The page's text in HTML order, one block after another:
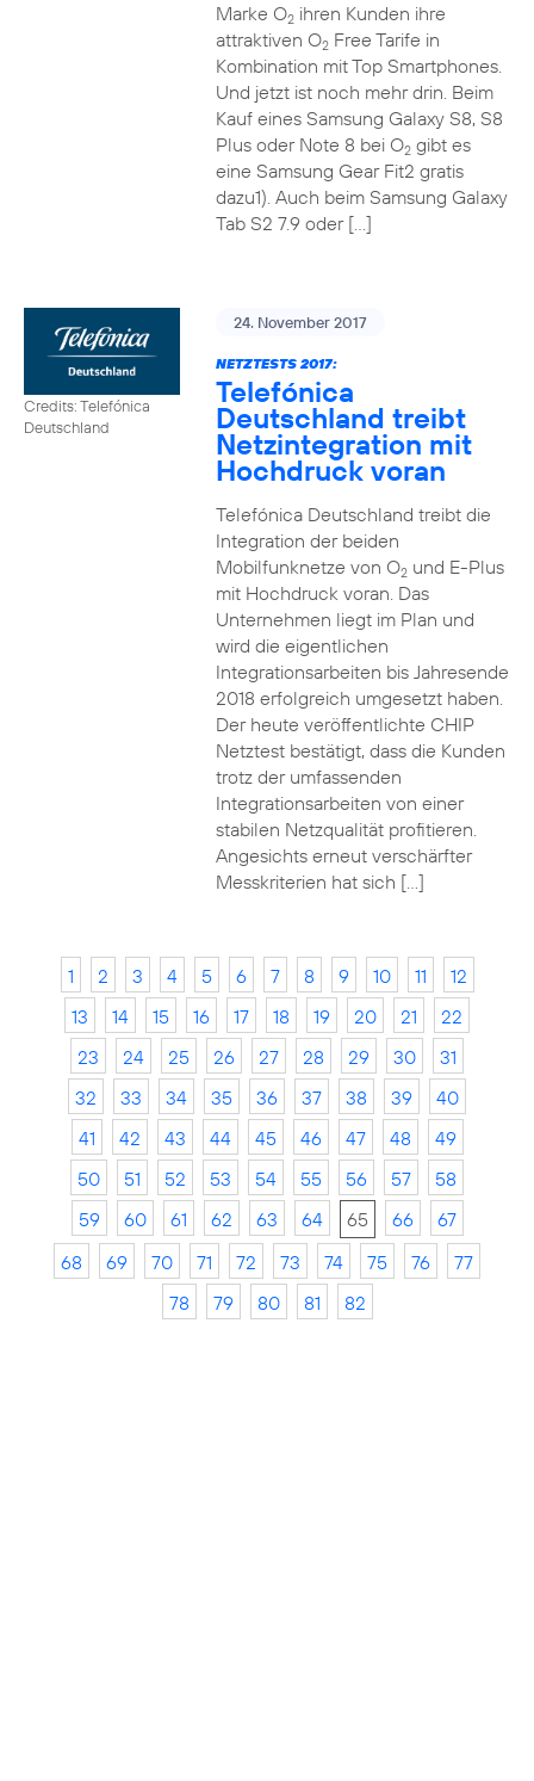
Marke O2ihren Kunden ihre
attraktiven O2Free Tarife in
Kombination mit Top Smartphones.
Und jetzt ist noch mehr drin. Beim
Kauf eines Samsung Galaxy S8, S8
Plus oder Note 8 bei O2gibt es
eine Samsung Gear Fit2 gratis
dazu1). Auch beim Samsung Galaxy
Tab S2 7.9 oder […]
Credits: Telefónica
Deutschland
24. November 2017
NETZTESTS 2017:
Telefónica
Deutschland treibt
Netzintegration mit
Hochdruck voran
Telefónica Deutschland treibt die
Integration der beiden
Mobilfunknetze von O2und E-Plus
mit Hochdruck voran. Das
Unternehmen liegt im Plan und
wird die eigentlichen
Integrationsarbeiten bis Jahresende
2018 erfolgreich umgesetzt haben.
Der heute veröffentlichte CHIP
Netztest bestätigt, dass die Kunden
trotz der umfassenden
Integrationsarbeiten von einer
stabilen Netzqualität profitieren.
Angesichts erneut verschärfter
Messkriterien hat sich […]
1 2 3 4 5 6 7 8 9 10 11
12
13
14 15 16 17 18 19 20 21
22
23
24 25 26 27 28 29 30
31
32
33 34 35 36 37 38 39
40
41
42 43 44 45 46 47 48
49
50
51 52 53 54 55 56 57
58
59
60 61 62 63 64 65 66
67
68
69 70 71 72 73 74 75 76
77
78
79 80 81 82